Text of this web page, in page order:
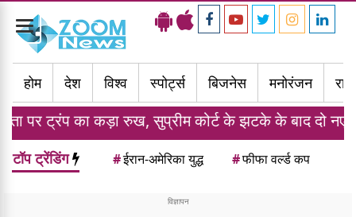
Toggle
navigation
होम
देश विश्व स्पोर्ट्स बिजनेस मनोरंजन
रुख, सुप्रीम कोर्ट के झटके के बाद दो नए आदेशों पर किए
टॉप ट्रेंडिंग #ईरान-अमेरिका युद्ध #फीफा वर्ल्ड कप